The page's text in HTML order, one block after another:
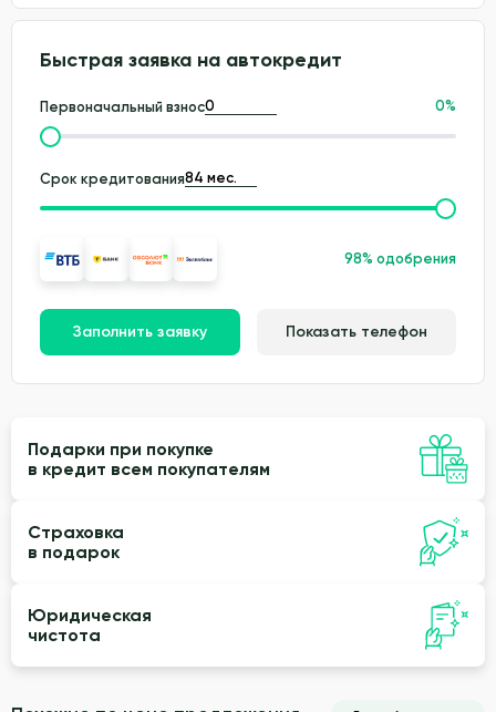
Быстрая заявка на автокредит
Первоначальный взнос 0%
Срок кредитования
98% одобрения
Заполнить заявку Показать телефон
Подарки при покупке
в кредит всем покупателям
Страховка
в подарок
Юридическая
чистота